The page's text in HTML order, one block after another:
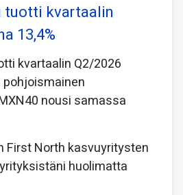
tuotti kvartaalin
13,4%
kvartaalin Q2/2026
pohjoismainen
nousi samassa
First North kasvuyritysten
huolimatta